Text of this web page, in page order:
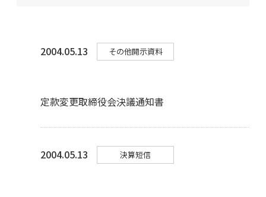
2004.05.13 その他開示資料
定款変更取締役会決議通知書
2004.05.13 決算短信